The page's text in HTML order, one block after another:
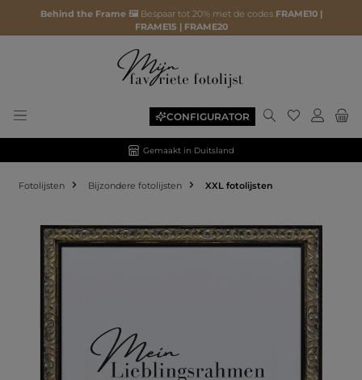
Behind the Frame 🖼️ Bespaar tot 20% met de codes FRAME10 |
FRAME15 | FRAME20
CONFIGURATOR
Gemaakt in Duitsland
Fotolijsten Bijzondere fotolijsten XXL fotolijsten
Afbeeldingengalerij overslaan